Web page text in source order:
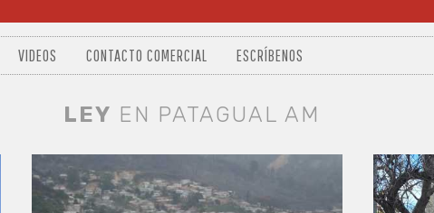
VIDEOS CONTACTO COMERCIAL ESCRÍBENOS
LEY EN PATAGUAL AM